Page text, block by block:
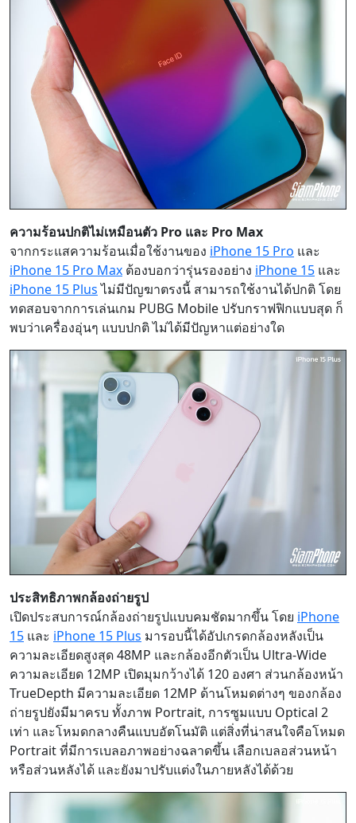
ความร้อนปกติไม่เหมือนตัว Pro และ Pro Max
จากกระแสความร้อนเมื่อใช้งานของ iPhone 15 Pro และ
iPhone 15 Pro Max ต้องบอกว่ารุ่นรองอย่าง iPhone 15 และ
iPhone 15 Plusไม่มีปัญฆาตรงนี้ สามารถใช้งานได้ปกติ โดย
ทดสอบจากการเล่นเกม PUBG Mobile ปรับกราฟฟิกแบบสุด ก็
พบว่าเครื่องอุ่นๆ แบบปกติ ไม่ได้มีปัญหาแต่อย่างใด
ประสิทธิภาพกล้องถ่ายรูป
เปิดประสบการณ์กล้องถ่ายรูปแบบคมชัดมากขึ้น โดย iPhone
15 และ iPhone 15 Plus มารอบนี้ได้อัปเกรดกล้องหลังเป็น
ความละเอียดสูงสุด 48MP และกล้องอีกตัวเป็น Ultra-Wide
ความละเอียด 12MP เปิดมุมกว้างได้ 120 องศา ส่วนกล้องหน้า
TrueDepth มีความละเอียด 12MP ด้านโหมดต่างๆ ของกล้อง
ถ่ายรูปยังมีมาครบ ทั้งภาพ Portrait, การซูมแบบ Optical 2
เท่า และโหมดกลางคืนแบบอัตโนมัติ แต่สิ่งที่น่าสนใจคือโหมด
Portrait ที่มีการเบลอภาพอย่างฉลาดขึ้น เลือกเบลอส่วนหน้า
หรือส่วนหลังได้ และยังมาปรับแต่งในภายหลังได้ด้วย